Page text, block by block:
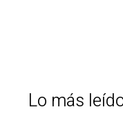
Lo más